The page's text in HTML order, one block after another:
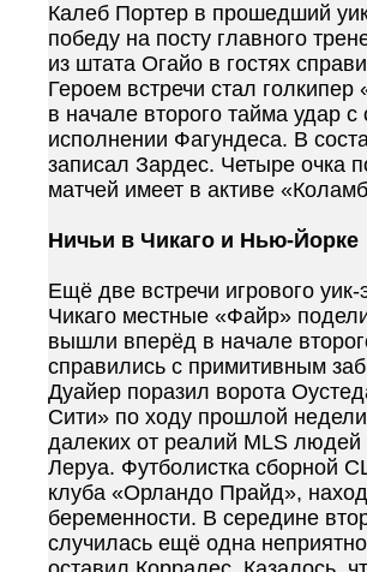
Калеб Портер в прошедший
победу на посту главного
из штата Огайо в гостях
Героем встречи стал
в начале второго тайма удар
исполнении Фагундеса. В
записал Зардес. Четыре очка
матчей имеет в активе
Ничьи в Чикаго и Нью-Йорке
Ещё две встречи игрового
Чикаго местные «Файр»
вышли вперёд в начале
справились с примитивным
Дуайер поразил ворота
Сити» по ходу прошлой
далеких от реалий MLS
Леруа. Футболистка сборной
клуба «Орландо Прайд»,
беременности. В середине
случилась ещё одна